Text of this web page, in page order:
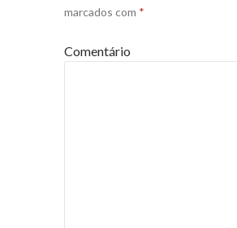
marcados com *
Comentário